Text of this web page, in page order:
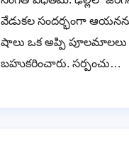
వేడుకల సందర్భంగా
షాలు ఒక అప్పి
బహుకరించారు. సర్పంచు…